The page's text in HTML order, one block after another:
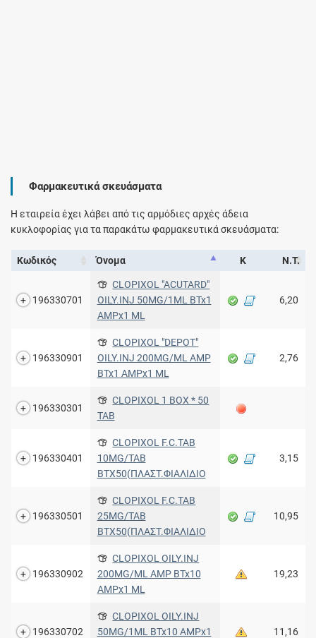
Φαρμακευτικά σκευάσματα
Η εταιρεία έχει λάβει από τις αρμόδιες αρχές άδεια
κυκλοφορίας για τα παρακάτω φαρμακευτικά σκευάσματα:
Κωδικός Όνομα Κ Ν.Τ.
196330701
CLOPIXOL "ACUTARD"
OILY.INJ 50MG/1ML BTx1
AMPx1 ML
6,20
196330901
CLOPIXOL "DEPOT"
OILY.INJ 200MG/ML AMP
BTx1 AMPx1 ML
2,76
196330301
CLOPIXOL 1 BOX * 50
TAB
196330401
CLOPIXOL F.C.TAB
10MG/TAB
ΒΤΧ50(ΠΛΑΣΤ.ΦΙΑΛΙΔΙΟ
3,15
196330501
CLOPIXOL F.C.TAB
25MG/TAB
ΒΤΧ50(ΠΛΑΣΤ.ΦΙΑΛΙΔΙΟ
10,95
196330902
CLOPIXOL OILY.INJ
200MG/ML AMP BTx10
AMPx1 ML
19,23
196330702
CLOPIXOL OILY.INJ
50MG/1ML BTx10 AMPx1
11,16